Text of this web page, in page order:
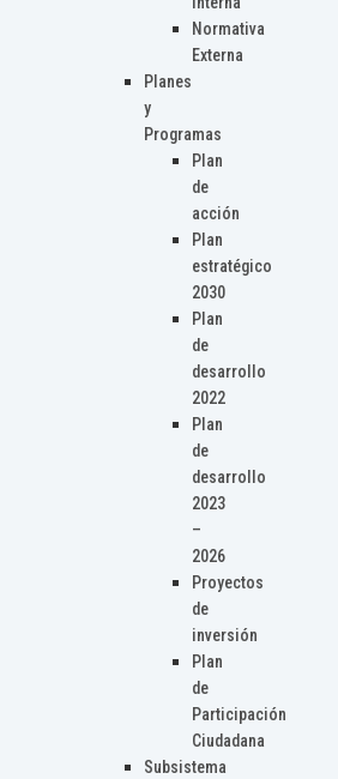
Normativa
Externa
Planes
y
Programas
Plan
de
acción
Plan
estratégico
2030
Plan
de
desarrollo
2022
Plan
de
desarrollo
2023
–
2026
Proyectos
de
inversión
Plan
de
Participación
Ciudadana
Subsistema